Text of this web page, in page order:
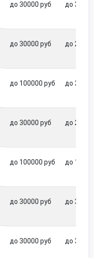
до 30000 руб до 30
до 30000 руб до 21
до 100000 руб до 364
до 30000 руб до 21
до 100000 руб до 180
до 30000 руб до 35
до 30000 руб до 31